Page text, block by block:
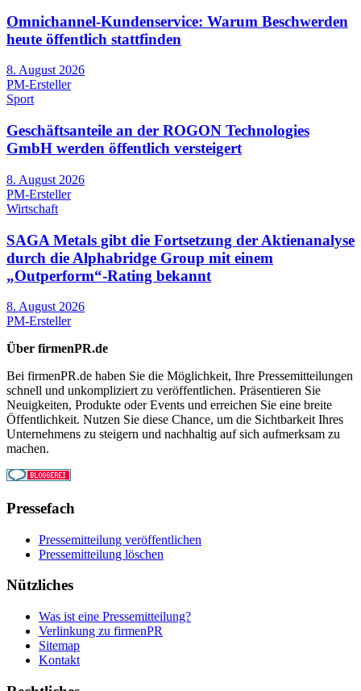
Omnichannel-Kundenservice: Warum Beschwerden
heute öffentlich stattfinden
8. August 2026
PM-Ersteller
Sport
Geschäftsanteile an der ROGON Technologies
GmbH werden öffentlich versteigert
8. August 2026
PM-Ersteller
Wirtschaft
SAGA Metals gibt die Fortsetzung der Aktienanalyse
durch die Alphabridge Group mit einem
„Outperform“-Rating bekannt
8. August 2026
PM-Ersteller
Über firmenPR.de
Bei firmenPR.de haben Sie die Möglichkeit, Ihre Pressemitteilungen
schnell und unkompliziert zu veröffentlichen. Präsentieren Sie
Neuigkeiten, Produkte oder Events und erreichen Sie eine breite
Öffentlichkeit. Nutzen Sie diese Chance, um die Sichtbarkeit Ihres
Unternehmens zu steigern und nachhaltig auf sich aufmerksam zu
machen.
Pressefach
Pressemitteilung veröffentlichen
Pressemitteilung löschen
Nützliches
Was ist eine Pressemitteilung?
Verlinkung zu firmenPR
Sitemap
Kontakt